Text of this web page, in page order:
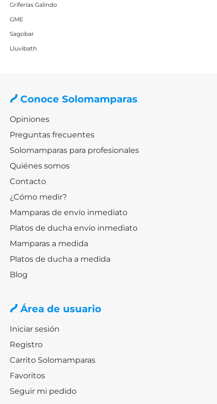
Griferías Galindo
GME
Sagobar
Lluvibath
Conoce Solomamparas
Opiniones
Preguntas frecuentes
Solomamparas para profesionales
Quiénes somos
Contacto
¿Cómo medir?
Mamparas de envío inmediato
Platos de ducha envío inmediato
Mamparas a medida
Platos de ducha a medida
Blog
Área de usuario
Iniciar sesión
Registro
Carrito Solomamparas
Favoritos
Seguir mi pedido